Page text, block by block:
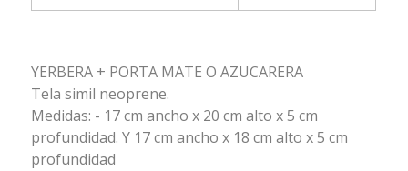
YERBERA + PORTA MATE O AZUCARERA
Tela simil neoprene.
Medidas: - 17 cm ancho x 20 cm alto x 5 cm
profundidad. Y 17 cm ancho x 18 cm alto x 5 cm
profundidad